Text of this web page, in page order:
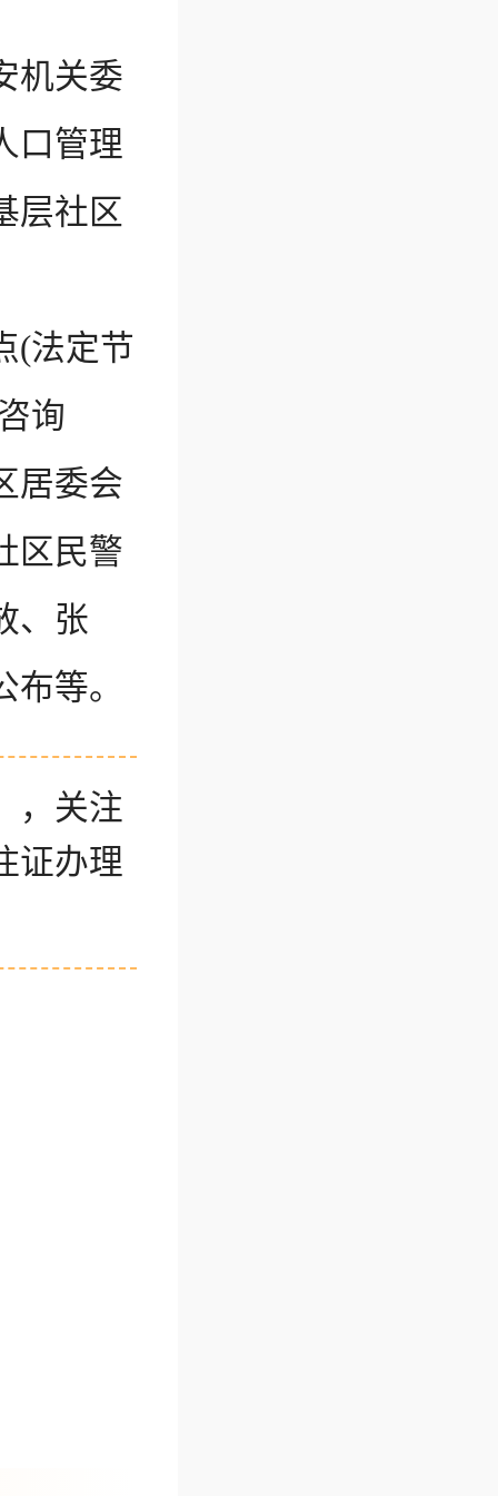
机关委
口管理
层社区
(法定节
询
居委会
区民警
、张
等。
，关注
证办理